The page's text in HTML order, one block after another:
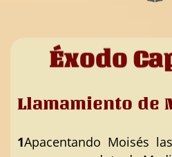
Éxodo
Llamamiento de
1Apacentando Moisés